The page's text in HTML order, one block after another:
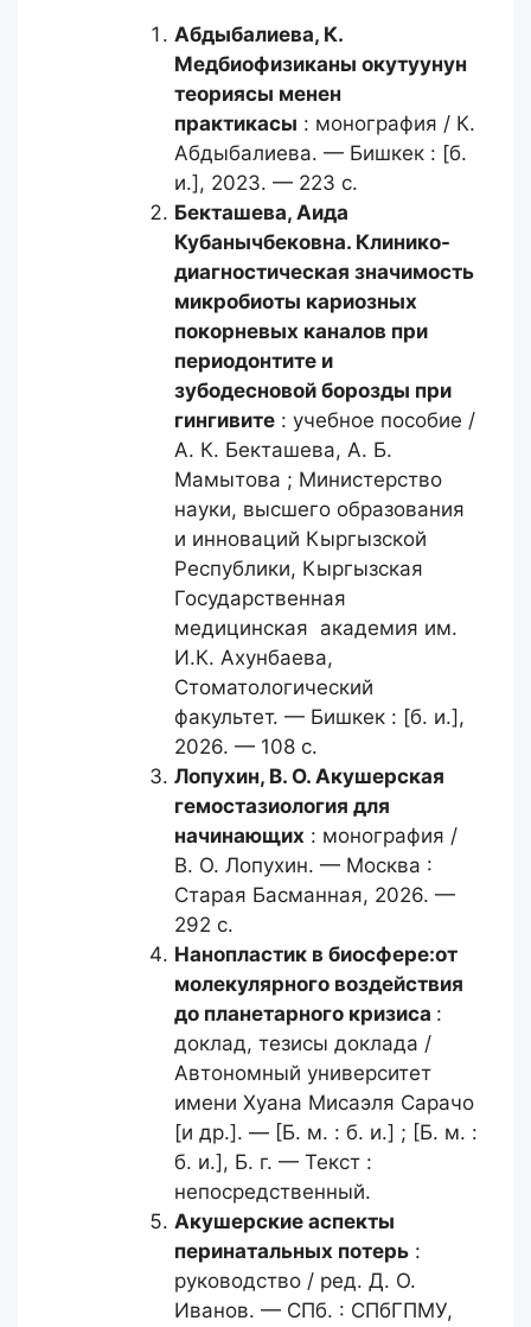
Абдыбалиева, К.
Медбиофизиканы окутуунун
теориясы менен
практикасы : монография / К.
Абдыбалиева. — Бишкек : [б.
и.], 2023. — 223 с.
Бекташева, Аида
Кубанычбековна. Клинико-
диагностическая значимость
микробиоты кариозных
покорневых каналов при
периодонтите и
зубодесновой борозды при
гингивите : учебное пособие /
А. К. Бекташева, А. Б.
Мамытова ; Министерство
науки, высшего образования
и инноваций Кыргызской
Республики, Кыргызская
Государственная
медицинская академия им.
И.К. Ахунбаева,
Стоматологический
факультет. — Бишкек : [б. и.],
2026. — 108 с.
Лопухин, В. О. Акушерская
гемостазиология для
начинающих : монография /
В. О. Лопухин. — Москва :
Старая Басманная, 2026. —
292 с.
Нанопластик в биосфере:от
молекулярного воздействия
до планетарного кризиса :
доклад, тезисы доклада /
Автономный университет
имени Хуана Мисаэля Сарачо
[и др.]. — [Б. м. : б. и.] ; [Б. м. :
б. и.], Б. г. — Текст :
непосредственный.
Акушерские аспекты
перинатальных потерь :
руководство / ред. Д. О.
Иванов. — СПб. : СПбГПМУ,